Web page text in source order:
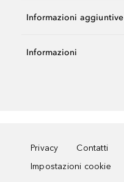
Informazioni aggiuntive
Informazioni
Privacy Contatti
Impostazioni cookie